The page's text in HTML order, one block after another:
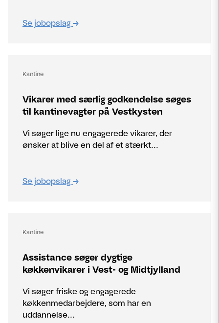
Se jobopslag
Kantine
Vikarer med særlig godkendelse søges
til kantinevagter på Vestkysten
Vi søger lige nu engagerede vikarer, der
ønsker at blive en del af et stærkt...
Se jobopslag
Kantine
Assistance søger dygtige
køkkenvikarer i Vest- og Midtjylland
Vi søger friske og engagerede
køkkenmedarbejdere, som har en
uddannelse...